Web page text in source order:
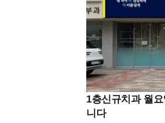
1층신규치과 월
니다